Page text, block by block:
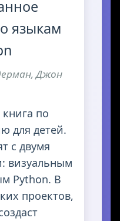
языкам
Джон
по
для детей.
с двумя
визуальным
Python. В
проектов,